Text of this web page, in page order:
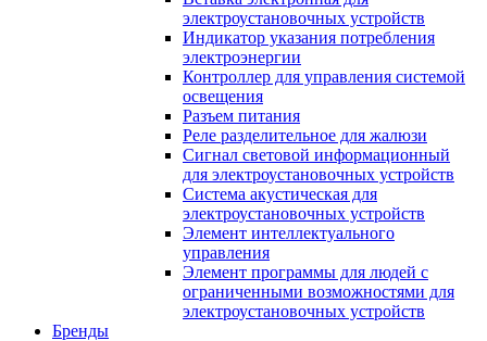
электроустановочных устройств
Индикатор указания потребления
электроэнергии
Контроллер для управления системой
освещения
Разъем питания
Реле разделительное для жалюзи
Сигнал световой информационный
для электроустановочных устройств
Система акустическая для
электроустановочных устройств
Элемент интеллектуального
управления
Элемент программы для людей с
ограниченными возможностями для
электроустановочных устройств
Бренды